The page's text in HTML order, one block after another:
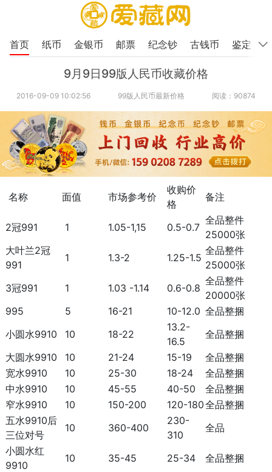
首页 纸币 金银币 邮票 纪念钞 古钱币 鉴定
9月9日99版人民币收藏价格
2016-09-09 10:02:56 99版人民币最新价格 阅读：90874
名称 面值 市场参考价
收购价
格
备注
2冠991 1 1.05-1,15 0.5-0.7
全品整件
25000张
大叶兰2冠
991
1 1.3-2 1.25-1.5
全品整件
25000张
3冠991
1 1.03 -1.14 0.6-0.8
全品整件
20000张
995
5 16-21 10-12.0 全品整捆
小圆水9910
10 18-22
13.2-
16.5
全品整捆
大圆水9910
10 21-24 15-19
全品整捆
宽水9910
10 25-30 18-24
全品整捆
中水9910
10 45-55 40-50
全品整捆
窄水9910
10 150-200 120-180全品整捆
五水9910后
三位对号
10 360-400
230-
310
全品
小圆水红
9910
10 35-45 25-34
全品整捆